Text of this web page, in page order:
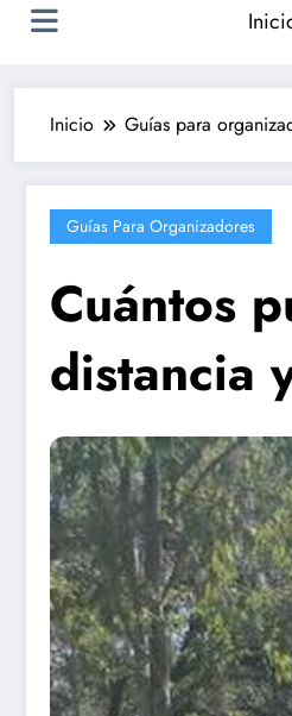
Inicio Guías para
Guías Para Organizadores
Cuántos
distancia